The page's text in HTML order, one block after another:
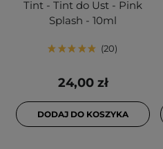
Tint - Tint do Ust - Pink
Splash - 10ml
20
24,00 zł
DODAJ DO KOSZYKA